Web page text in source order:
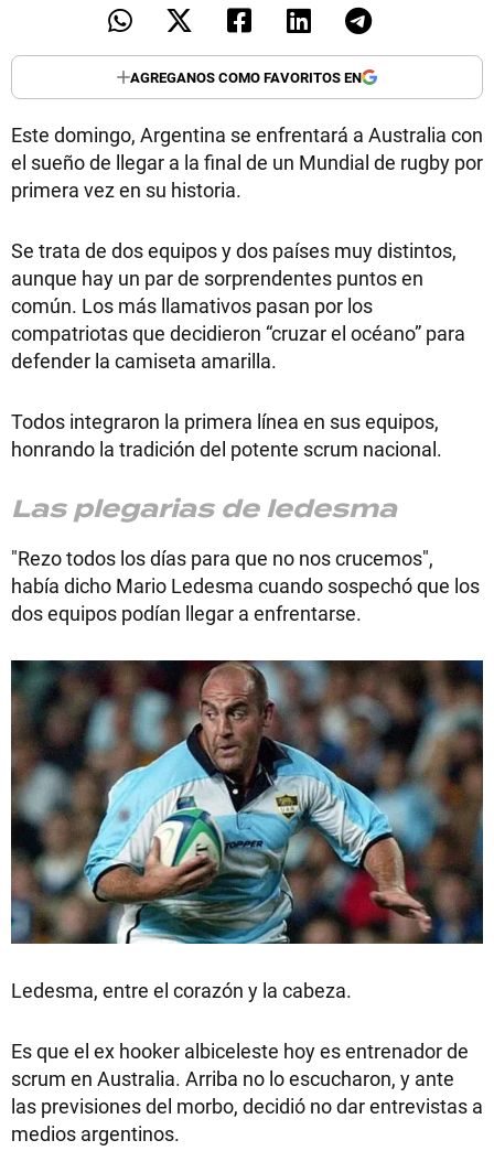
AGREGANOS COMO FAVORITOS EN
Este domingo, Argentina se enfrentará a Australia con
el sueño de llegar a la final de un Mundial de rugby por
primera vez en su historia.
Se trata de dos equipos y dos países muy distintos,
aunque hay un par de sorprendentes puntos en
común. Los más llamativos pasan por los
compatriotas que decidieron “cruzar el océano” para
defender la camiseta amarilla.
Todos integraron la primera línea en sus equipos,
honrando la tradición del potente scrum nacional.
Las plegarias de ledesma
"Rezo todos los días para que no nos crucemos",
había dicho Mario Ledesma cuando sospechó que los
dos equipos podían llegar a enfrentarse.
Ledesma, entre el corazón y la cabeza.
Es que el ex hooker albiceleste hoy es entrenador de
scrum en Australia. Arriba no lo escucharon, y ante
las previsiones del morbo, decidió no dar entrevistas a
medios argentinos.